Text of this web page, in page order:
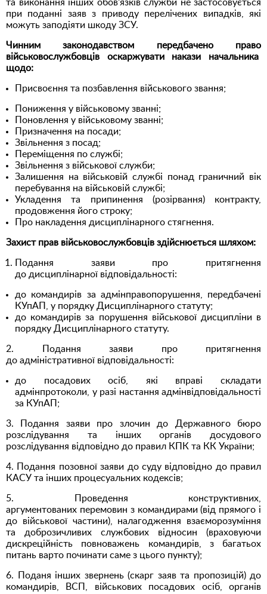
та виконання інших обов’язків служби не застосовується
при поданні заяв з приводу перелічених випадків, які
можуть заподіяти шкоду ЗСУ.
Чинним законодавством передбачено право
військовослужбовців оскаржувати накази начальника
щодо:
Присвоєння та позбавлення військового звання;
Пониження у військовому званні;
Поновлення у військовому званні;
Призначення на посади;
Звільнення з посад;
Переміщення по службі;
Звільнення з військової служби;
Залишення на військовій службі понад граничний вік
перебування на військовій службі;
Укладення та припинення (розірвання) контракту,
продовження його строку;
Про накладення дисциплінарного стягнення.
Захист прав військовослужбовців здійснюється шляхом:
Подання заяви про притягнення
до дисциплінарної відповідальності:
до командирів за адмінправопорушення, передбачені
КУпАП, у порядку Дисциплінарного статуту;
до командирів за порушення військової дисципліни в
порядку Дисциплінарного статуту.
2. Подання заяви про притягнення
до адміністративної відповідальності:
до посадових осіб, які вправі складати
адмінпротоколи, у разі настання адмінвідповідальності
за КУпАП;
3. Подання заяви про злочин до Державного бюро
розслідування та інших органів досудового
розслідування відповідно до правил КПК та КК України;
4. Подання позовної заяви до суду відповідно до правил
КАСУ та інших процесуальних кодексів;
5. Проведення конструктивних,
аргументованих перемовин з командирами (від прямого і
до військової частини), налагодження взаєморозуміння
та доброзичливих службових відносин (враховуючи
дискреційність повноважень командирів, з багатьох
питань варто починати саме з цього пункту);
6. Поданя інших звернень (скарг заяв та пропозицій) до
командирів, ВСП, військових посадових осіб, органів